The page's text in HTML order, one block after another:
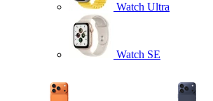
Watch Ultra
Watch SE